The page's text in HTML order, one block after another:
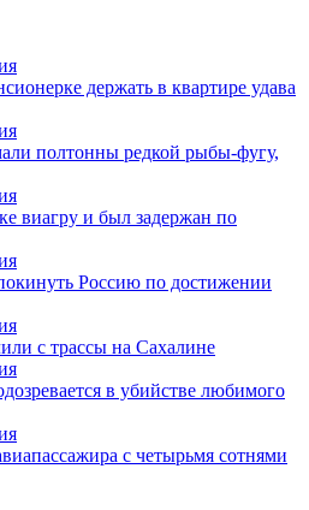
держать в квартире удава
полтонны редкой рыбы-фугу,
виагру и был задержан по
Россию по достижении
с трассы на Сахалине
в убийстве любимого
с четырьмя сотнями